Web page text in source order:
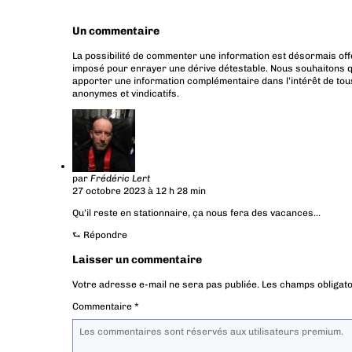
Un commentaire
La possibilité de commenter une information est désormais
imposé pour enrayer une dérive détestable. Nous
apporter une information complémentaire dans l’intérêt de
anonymes et vindicatifs.
par Frédéric Lert
27 octobre 2023 à 12 h 28 min
Qu’il reste en stationnaire, ça nous fera des vacances…
⮑ Répondre
Laisser un commentaire
Votre adresse e-mail ne sera pas publiée. Les champs
Commentaire *